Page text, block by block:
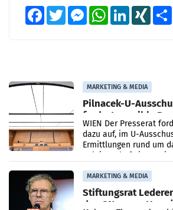
FacebookTwitter MessengerWhatsAppLinkedInXING
MARKETING & MEDIA
Pilnacek-U-
fordert sensible
WIEN Der Presserat
dazu auf, im U-
Ermittlungen rund um
Sektionschefs im
MARKETING & MEDIA
Stiftungsrat
den SN gegen